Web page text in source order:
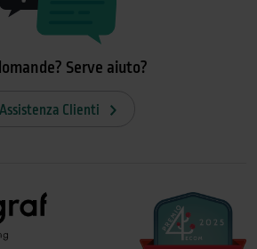
Serve aiuto?
Assistenza Clienti